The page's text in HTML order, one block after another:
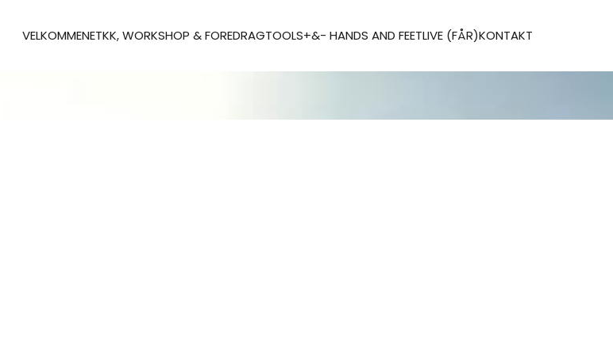
VELKOMMENETKK, WORKSHOP & FOREDRAGTOOLS+&- HANDS AND FEETLIVE (FÅR)KONTAKT